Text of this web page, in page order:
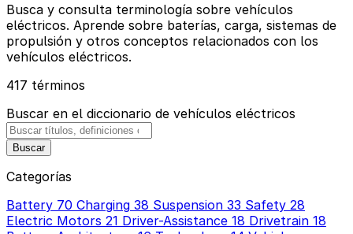
Busca y consulta terminología sobre vehículos
eléctricos. Aprende sobre baterías, carga, sistemas de
propulsión y otros conceptos relacionados con los
vehículos eléctricos.
417 términos
Buscar en el diccionario de vehículos eléctricos
Buscar
Categorías
Battery 70 Charging 38 Suspension 33 Safety 28
Electric Motors 21 Driver-Assistance 18 Drivetrain 18